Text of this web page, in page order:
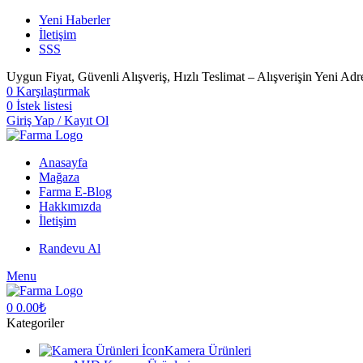
Yeni Haberler
İletişim
SSS
Uygun Fiyat, Güvenli Alışveriş, Hızlı Teslimat – Alışverişin Yeni
0 Karşılaştırmak
0 İstek listesi
Giriş Yap / Kayıt Ol
Anasayfa
Mağaza
Farma E-Blog
Hakkımızda
İletişim
Randevu Al
Menu
0 0.00₺
Kategoriler
Kamera Ürünleri